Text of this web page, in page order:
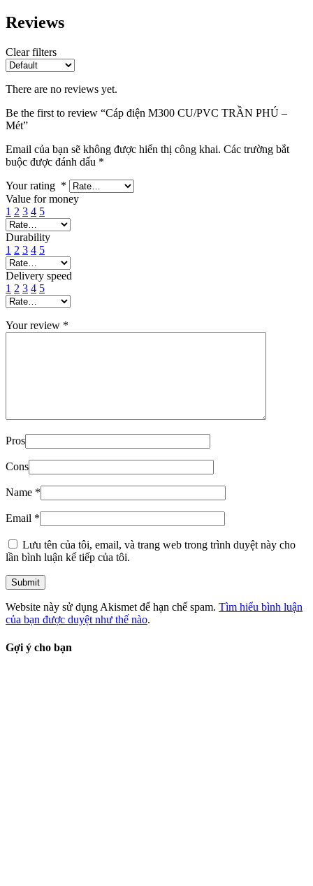
Reviews
Clear filters
There are no reviews yet.
Be the first to review “Cáp điện M300 CU/PVC TRẦN PHÚ –
Mét”
Email của bạn sẽ không được hiển thị công khai. Các trường bắt
buộc được đánh dấu *
Your rating *
Value for money
1 2 3 4 5
Durability
1 2 3 4 5
Delivery speed
1 2 3 4 5
Your review *
Pros
Cons
Name *
Email *
Lưu tên của tôi, email, và trang web trong trình duyệt này cho
lần bình luận kế tiếp của tôi.
Website này sử dụng Akismet để hạn chế spam. Tìm hiểu bình luận
của bạn được duyệt như thế nào.
Gợi ý cho bạn